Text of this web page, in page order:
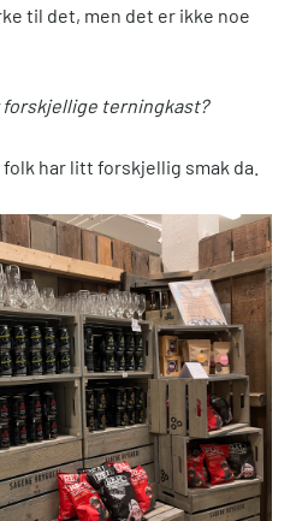
til det, men det er ikke noe
terningkast?
har litt forskjellig smak da.